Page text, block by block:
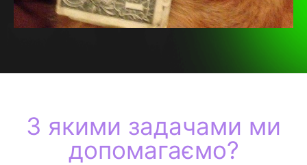
З якими задачами ми
допомагаємо?